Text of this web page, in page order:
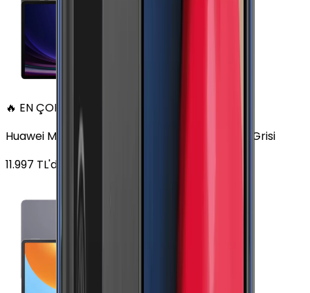
🔥 EN ÇOK SATAN
Huawei MatePad 11.5 128 GB 11.5 inç Wi-Fi Uzay Grisi
11.997 TL'den başlayan fiyatlar